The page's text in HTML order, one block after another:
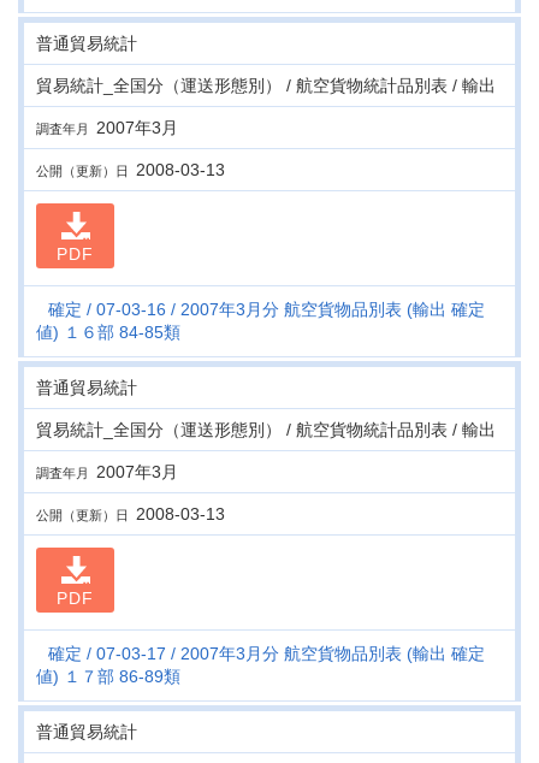
普通貿易統計
貿易統計_全国分（運送形態別） / 航空貨物統計品別表 / 輸出
調査年月 2007年3月
公開（更新）日 2008-03-13
PDF
確定 07-03-16
2007年3月分 航空貨物品別表 (輸出 確定
値) １６部 84-85類
普通貿易統計
貿易統計_全国分（運送形態別） / 航空貨物統計品別表 / 輸出
調査年月 2007年3月
公開（更新）日 2008-03-13
PDF
確定 07-03-17
2007年3月分 航空貨物品別表 (輸出 確定
値) １７部 86-89類
普通貿易統計